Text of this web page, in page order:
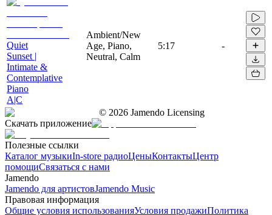
Quiet
Sunset |
Intimate &
Contemplative
Piano
A|C
Ambient/New
Age, Piano,
Neutral, Calm
5:17 -
© 2026 Jamendo Licensing
Скачать приложение
Полезные ссылки
Каталог музыкиIn-store радиоЦеныКонтактыЦентр
помощиСвязаться с нами
Jamendo
Jamendo для артистовJamendo Music
Правовая информация
Общие условия использованияУсловия продажиПолитика